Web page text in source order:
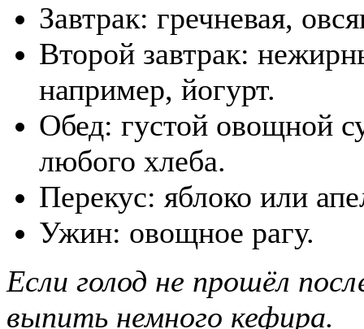
Завтрак: гречневая,
Второй завтрак:
например, йогурт.
Обед: густой овощной
любого хлеба.
Перекус: яблоко или
Ужин: овощное рагу.
Если голод не прошёл
выпить немного кефира.